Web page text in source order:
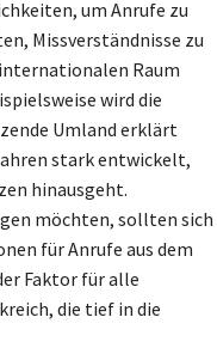
um Anrufe zu
Missverständnisse zu
Raum
wird die
Umland erklärt
stark entwickelt,
hinausgeht.
möchten, sollten sich
für Anrufe aus dem
Faktor für alle
die tief in die